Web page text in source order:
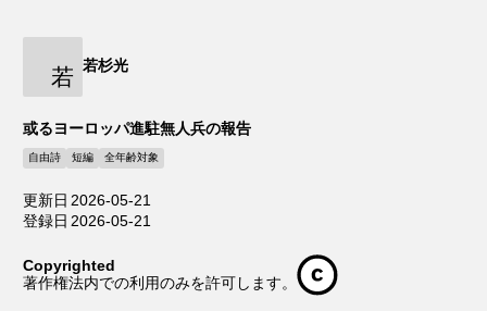
若 若杉光
或るヨーロッパ進駐無人兵の報告
自由詩 短編 全年齢対象
更新日 2026-05-21
登録日 2026-05-21
Copyrighted
著作権法内での利用のみを許可します。